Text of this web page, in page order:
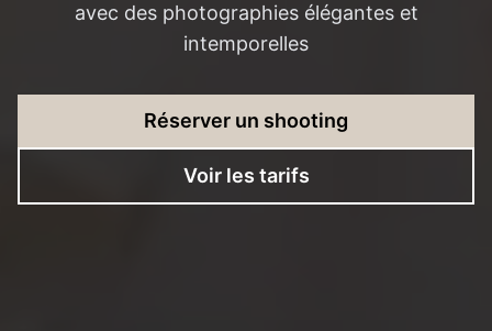
avec des photographies élégantes et
intemporelles
Réserver un shooting
Voir les tarifs